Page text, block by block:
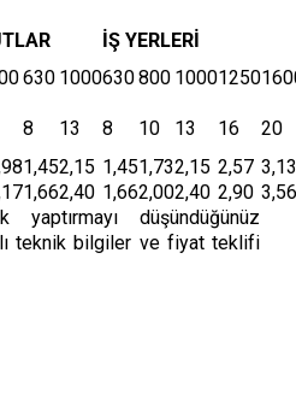
İŞ YERLERİ
630 1000630800 10001250
8 13 8 10 13 16
20
1,452,15 1,451,732,15 2,57 3,13
1,662,40 1,662,002,40 2,90 3,56
düşündüğünüz
teknik bilgiler ve fiyat teklifi